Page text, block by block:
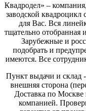
Квадродел» –
заводской
для Вас. Вся
тщательно отобранная
Зарубежные и
подобрать и
имеются. Все
Пункт выдачи и
внешняя сторона
Доставка по
компанией.